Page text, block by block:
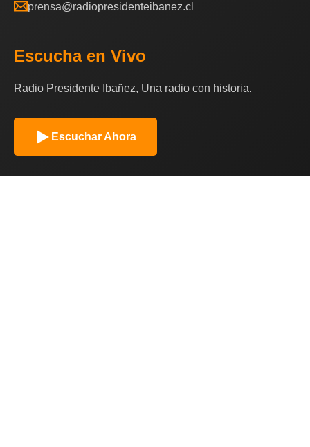
prensa@radiopresidenteibanez.cl
Escucha en Vivo
Radio Presidente Ibañez, Una radio con historia.
Escuchar Ahora